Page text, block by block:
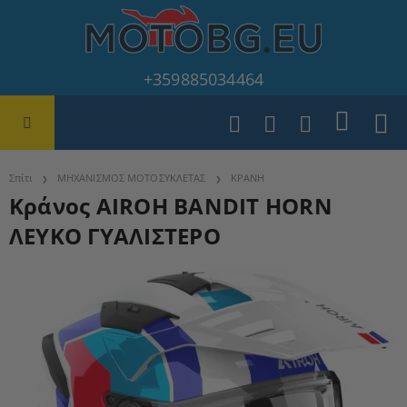
+359885034464
Σπίτι ΜΗΧΑΝΙΣΜΟΣ ΜΟΤΟΣΥΚΛΕΤΑΣ ΚΡΑΝΗ
Κράνος AIROH BANDIT HORN
ΛΕΥΚΟ ΓΥΑΛΙΣΤΕΡΟ